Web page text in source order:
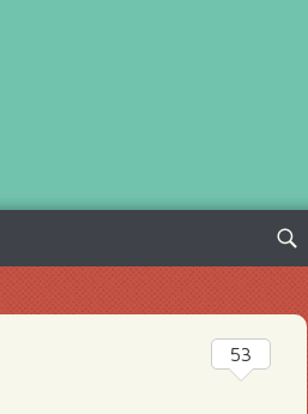
Sök
efter:
53